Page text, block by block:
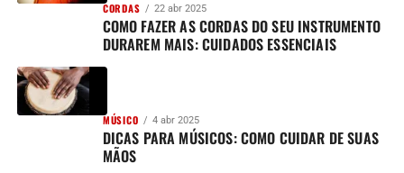
CORDAS 22 abr 2025
COMO FAZER AS CORDAS DO SEU INSTRUMENTO
DURAREM MAIS: CUIDADOS ESSENCIAIS
MÚSICO 4 abr 2025
DICAS PARA MÚSICOS: COMO CUIDAR DE SUAS
MÃOS